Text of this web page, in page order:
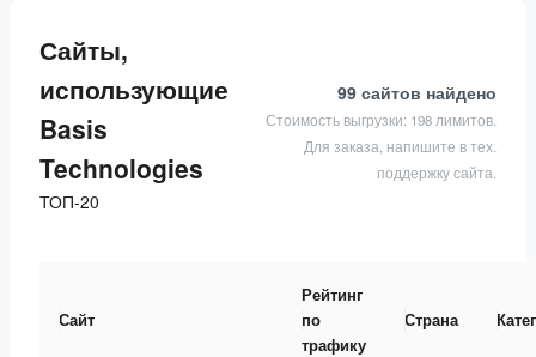
Сайты,
использующие
Basis
Technologies
ТОП-20
99 сайтов найдено
Стоимость выгрузки: 198 лимитов.
Для заказа, напишите в тех.
поддержку сайта.
Сайт
Рейтинг
по
трафику
Страна